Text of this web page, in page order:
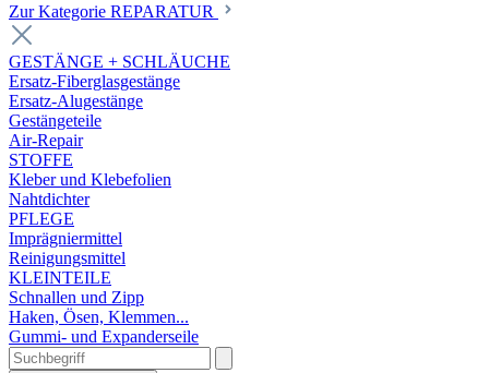
Zur Kategorie REPARATUR
GESTÄNGE + SCHLÄUCHE
Ersatz-Fiberglasgestänge
Ersatz-Alugestänge
Gestängeteile
Air-Repair
STOFFE
Kleber und Klebefolien
Nahtdichter
PFLEGE
Imprägniermittel
Reinigungsmittel
KLEINTEILE
Schnallen und Zipp
Haken, Ösen, Klemmen...
Gummi- und Expanderseile